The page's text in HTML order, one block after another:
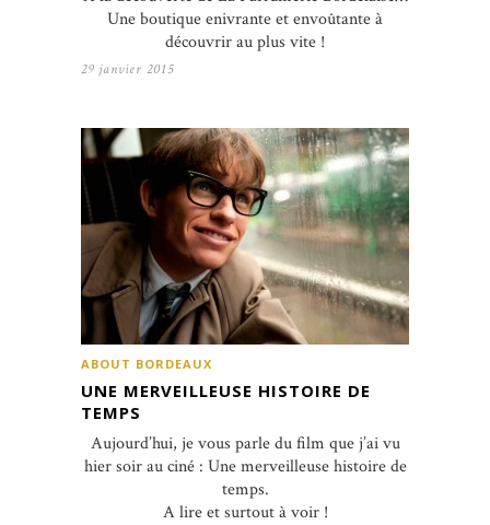
Une boutique enivrante et envoûtante à
découvrir au plus vite !
29 janvier 2015
ABOUT BORDEAUX
UNE MERVEILLEUSE HISTOIRE DE
TEMPS
Aujourd’hui, je vous parle du film que j’ai vu
hier soir au ciné : Une merveilleuse histoire de
temps.
A lire et surtout à voir !